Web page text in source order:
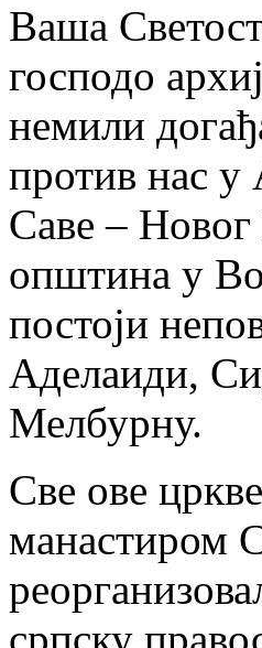
Ваша
господо
немили
против нас у
Саве –
општина у
постоји
Аделаиди,
Мелбурну.
Све ове
манастиром
српску